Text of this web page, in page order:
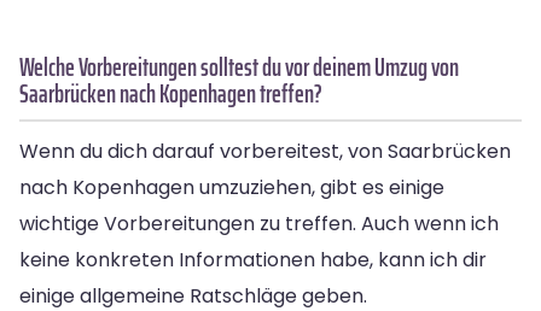
Welche Vorbereitungen solltest du vor deinem Umzug von
Saarbrücken nach Kopenhagen treffen?
Wenn du dich darauf vorbereitest, von Saarbrücken
nach Kopenhagen umzuziehen, gibt es einige
wichtige Vorbereitungen zu treffen. Auch wenn ich
keine konkreten Informationen habe, kann ich dir
einige allgemeine Ratschläge geben.